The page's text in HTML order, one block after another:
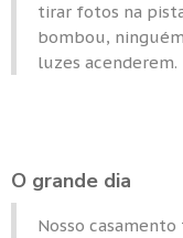
tirar fotos na
bombou,
luzes acenderem.
O grande dia
Nosso